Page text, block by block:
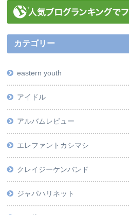
カテゴリー
eastern youth
アイドル
アルバムレビュー
エレファントカシマシ
クレイジーケンバンド
ジャパハリネット